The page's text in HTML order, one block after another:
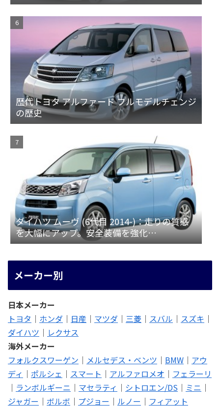
歴代トヨタ アルファード フルモデルチェンジ
の歴史
ダイハツ ムーヴ (6代目 2014-)：走りの質感
を大幅にアップ。安全装備を強化
[LA150/160S]
メーカー別
日本メーカー
トヨタ ｜ ホンダ ｜ 日産 ｜ マツダ ｜ 三菱 ｜ スバル ｜ スズキ ｜
ダイハツ ｜ レクサス
海外メーカー
フォルクスワーゲン ｜ メルセデス・ベンツ ｜ BMW ｜ アウ
ディ ｜ ポルシェ ｜ スマート ｜ アルファロメオ ｜ フェラーリ
｜ ランボルギーニ ｜ マセラティ ｜ シトロエン/DS ｜ ミニ ｜
ジャガー ｜ ボルボ ｜ プジョー ｜ ルノー ｜ フィアット